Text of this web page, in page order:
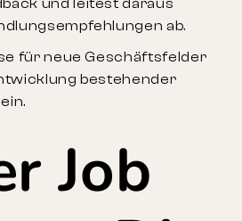
und leitest daraus
ab.
für neue Geschäftsfelder
bestehender
Job